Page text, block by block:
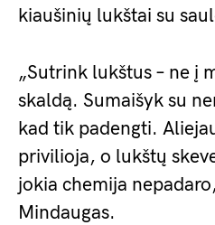
kiaušinių lukštai su
„Sutrink lukštus – ne į
skaldą. Sumaišyk su
kad tik padengti.
privilioja, o lukštų
jokia chemija
Mindaugas.